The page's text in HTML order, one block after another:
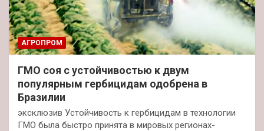
АГРОПРОМ
ГМО соя с устойчивостью к двум
популярным гербицидам одобрена в
Бразилии
эксклюзив Устойчивость к гербицидам в технологии
ГМО была быстро принята в мировых регионах-